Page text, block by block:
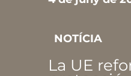
NOTÍCIA
La UE